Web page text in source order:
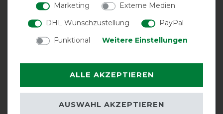
calculated from 5 customer reviews
Neutral
0%
0%
LATEST REVIEWS
Marketing
Externe Medien
DHL Wunschzustellung
PayPal
Funktional
Weitere Einstellungen
ALLE AKZEPTIEREN
AUSWAHL AKZEPTIEREN